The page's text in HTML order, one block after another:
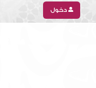
دخول